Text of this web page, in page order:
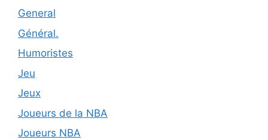
General
Général.
Humoristes
Jeu
Jeux
Joueurs de la NBA
Joueurs NBA